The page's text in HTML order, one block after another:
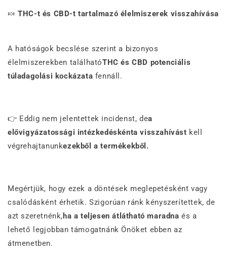
🍬 THC-t és CBD-t tartalmazó élelmiszerek visszahívása
A hatóságok becslése szerint a bizonyos
élelmiszerekben találhatóTHC és CBD potenciális
túladagolási kockázata fennáll.
👉 Eddig nem jelentettek incidenst, dea
elővigyázatossági intézkedéskénta visszahívást kell
végrehajtanunkezekből a termékekből.
Megértjük, hogy ezek a döntések meglepetésként vagy
csalódásként érhetik. Szigorúan ránk kényszerítettek, de
azt szeretnénk,ha a teljesen átlátható maradna és a
lehető legjobban támogatnánk Önöket ebben az
átmenetben.